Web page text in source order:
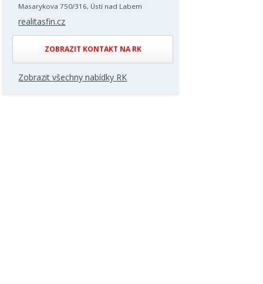
Masarykova 750/316, Ústí nad Labem
realitasfin.cz
ZOBRAZIT KONTAKT NA RK
Zobrazit všechny nabídky RK